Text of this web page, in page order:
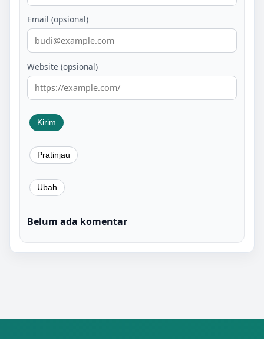
Email (opsional)
Website (opsional)
Belum ada komentar